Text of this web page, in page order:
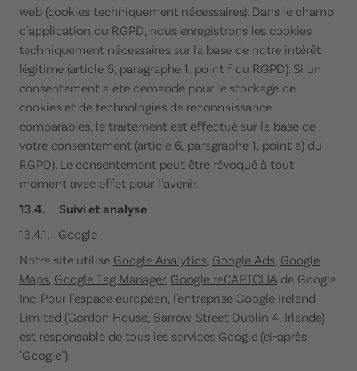
web (cookies techniquement nécessaires). Dans le champ
d'application du RGPD, nous enregistrons les cookies
techniquement nécessaires sur la base de notre intérêt
légitime (article 6, paragraphe 1, point f du RGPD). Si un
consentement a été demandé pour le stockage de
cookies et de technologies de reconnaissance
comparables, le traitement est effectué sur la base de
votre consentement (article 6, paragraphe 1, point a) du
RGPD). Le consentement peut être révoqué à tout
moment avec effet pour l'avenir.
13.4. Suivi et analyse
13.4.1. Google
Notre site utilise Google Analytics Google Ads Google
Maps Google Tag Manager, Google reCAPTCHA de Google
Inc. Pour l'espace européen, l'entreprise Google Ireland
Limited (Gordon House, Barrow Street Dublin 4, Irlande)
est responsable de tous les services Google (ci-après
"Google").